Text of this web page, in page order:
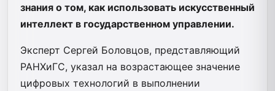
знания о том, как использовать искусственный
интеллект в государственном управлении.
Эксперт Сергей Боловцов, представляющий
РАНХиГС, указал на возрастающее значение
цифровых технологий в выполнении